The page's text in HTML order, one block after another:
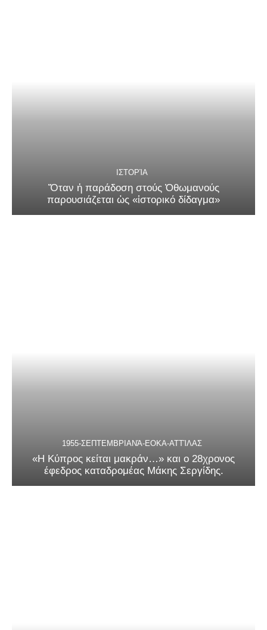
ΙΣΤΟΡΊΑ
Ὅταν ἡ παράδοση στούς Ὀθωμανούς
παρουσιάζεται ὡς «ἱστορικό δίδαγμα»
1955-ΣΕΠΤΕΜΒΡΙΑΝΆ-ΕΟΚΑ-ΑΤΤΊΛΑΣ
«Η Κύπρος κείται μακράν…» και ο 28χρονος
έφεδρος καταδρομέας Μάκης Σεργίδης.